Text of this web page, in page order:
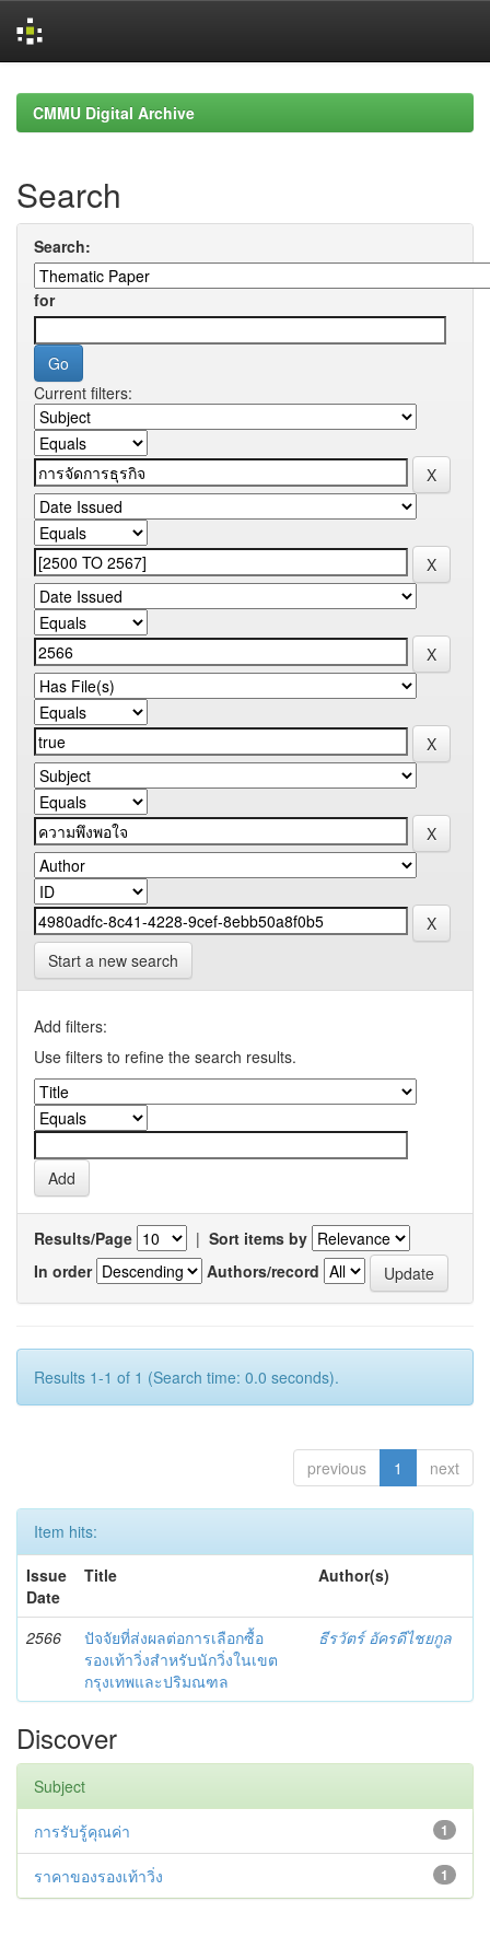
navigationCMMU Digital Archive
Search
Search:
for
Current filters:
Start a new search
Add filters:
Use filters to refine the search results.
Results/Page | Sort items by
In order
Authors/record
Results 1-1 of 1 (Search time: 0.0 seconds).
previous 1 next
Item hits:
Issue
Date
Title Author(s)
2566
ปัจจัยที่ส่งผลต่อการเลือกซื้อ
รองเท้าวิ่งสำหรับนักวิ่งในเขต
กรุงเทพและปริมณฑล
ธีรวัตร์ อัครดีไชยกูล
Discover
Subject
1
การรับรู้คุณค่า
1
ราคาของรองเท้าวิ่ง